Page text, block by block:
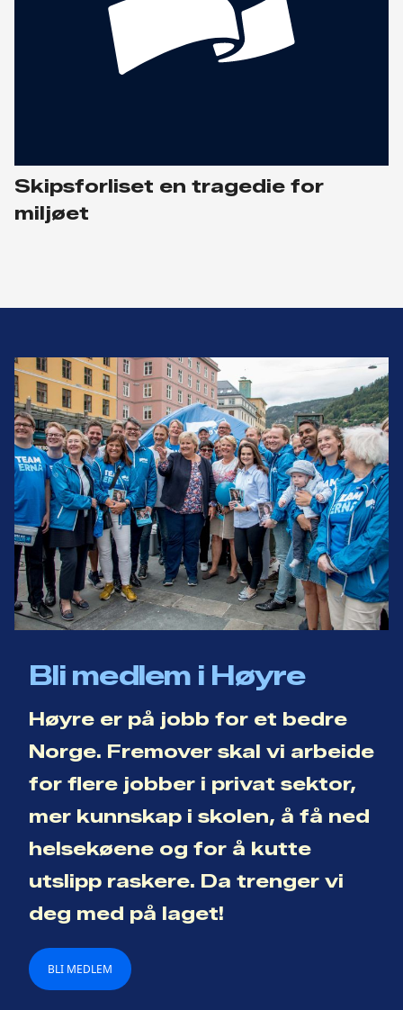
Skipsforliset en tragedie for
miljøet
Bli medlem i Høyre
Høyre er på jobb for et bedre
Norge. Fremover skal vi arbeide
for flere jobber i privat sektor,
mer kunnskap i skolen, å få ned
helsekøene og for å kutte
utslipp raskere. Da trenger vi
deg med på laget!
BLI MEDLEM